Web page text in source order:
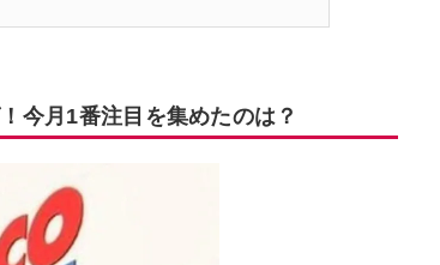
今月1番注目を集めたのは？